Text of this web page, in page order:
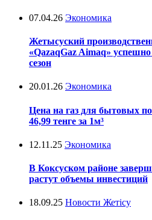
07.04.26 Экономика
Жетысуский
«QazaqGaz Aimaq»
сезон
20.01.26 Экономика
Цена на газ для бытовых
46,99 тенге за 1м³
12.11.25 Экономика
В Коксуcком районе
растут объемы инвестиций
18.09.25 Новости Жетісу